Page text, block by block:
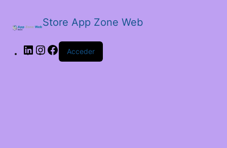
Store App Zone Web
Acceder